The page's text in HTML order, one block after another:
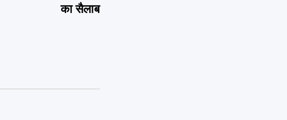
का सैलाब